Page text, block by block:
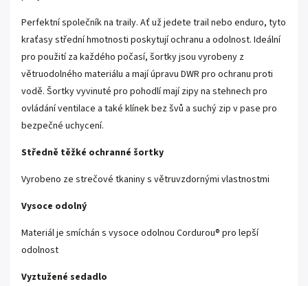
Perfektní společník na traily. Ať už jedete trail nebo enduro, tyto
kraťasy střední hmotnosti poskytují ochranu a odolnost. Ideální
pro použití za každého počasí, šortky jsou vyrobeny z
větruodolného materiálu a mají úpravu DWR pro ochranu proti
vodě. Šortky vyvinuté pro pohodlí mají zipy na stehnech pro
ovládání ventilace a také klínek bez švů a suchý zip v pase pro
bezpečné uchycení.
Středně těžké ochranné šortky
Vyrobeno ze strečové tkaniny s větruvzdornými vlastnostmi
Vysoce odolný
Materiál je smíchán s vysoce odolnou Cordurou® pro lepší
odolnost
Vyztužené sedadlo